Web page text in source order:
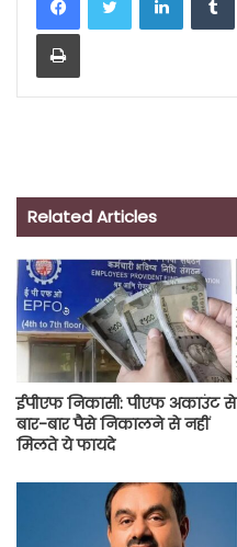
Print
Related Articles
ईपीएफ निकासी: पीएफ अकाउंट से
बार-बार पैसे निकालने से नहीं
मिलते ये फायदे